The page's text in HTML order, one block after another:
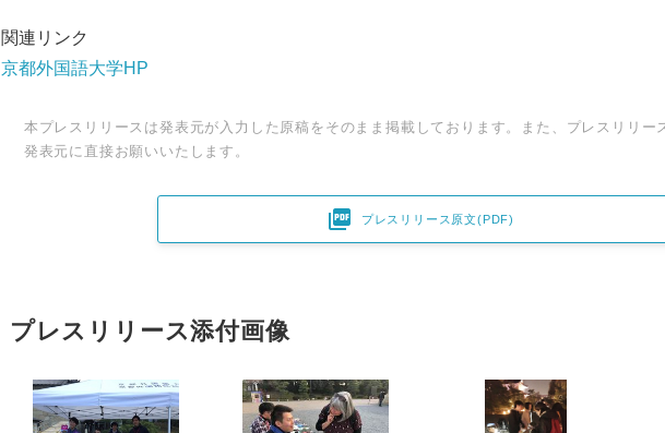
関連リンク
京都外国語大学HP
本プレスリリースは発表元が入力した原稿をそのまま掲載しております。また、プレスリリー
発表元に直接お願いいたします。
 プレスリリース原文(PDF)
プレスリリース添付画像
Japanese